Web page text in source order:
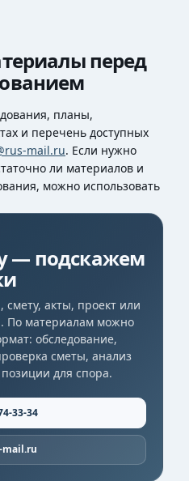
перед
планы,
и перечень доступных
mail.ru. Если нужно
ли материалов и
можно использовать
— подскажем
акты, проект или
По материалам можно
обследование,
сметы, анализ
для спора.
33-34
mail.ru